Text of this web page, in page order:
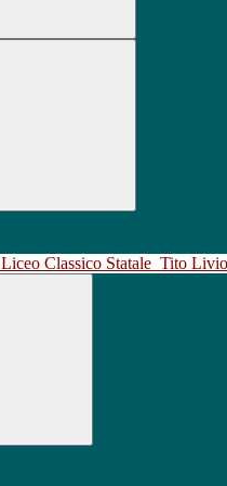
Liceo Classico Statale Tito Livio